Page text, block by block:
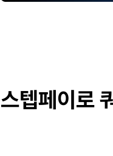
스텝페이로